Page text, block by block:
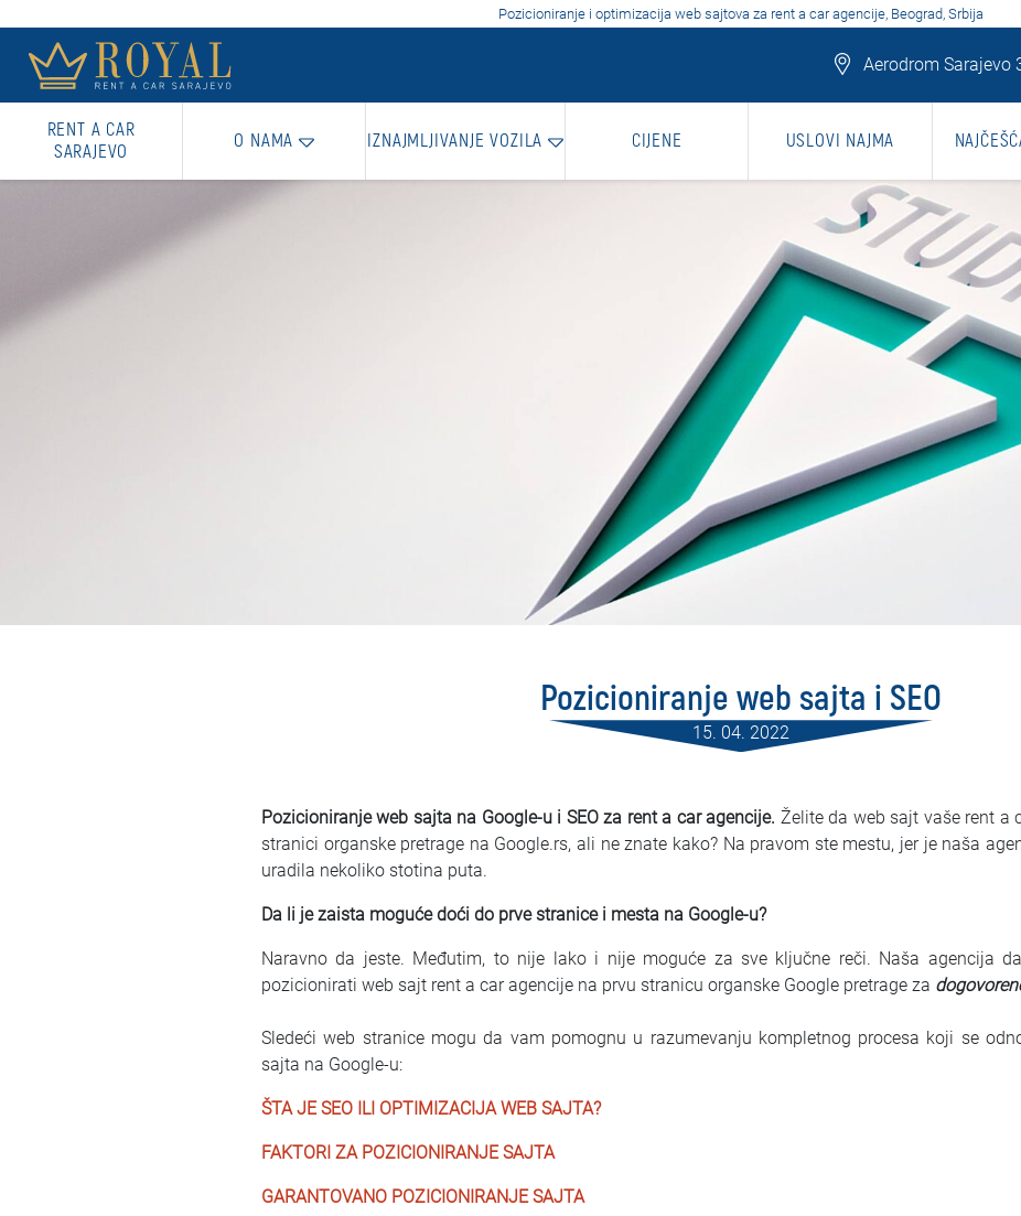
Pozicioniranje i optimizacija web sajtova za rent a car agencije, Beograd, Srbija
Aerodrom Sarajevo
RENT A CAR
SARAJEVO
O NAMA IZNAJMLJIVANJE VOZILA CIJENE USLOVI NAJMA
Pozicioniranje web sajta i SEO
15. 04. 2022
Pozicioniranje web sajta na Google-u i SEO za rent a car agencije. Želite da web sajt vaše rent a
stranici organske pretrage na Google.rs, ali ne znate kako? Na pravom ste mestu, jer je naša
uradila nekoliko stotina puta.
Da li je zaista moguće doći do prve stranice i mesta na Google-u?
Naravno da jeste. Međutim, to nije lako i nije moguće za sve ključne reči. Naša agencija
pozicionirati web sajt rent a car agencije na prvu stranicu organske Google pretrage za
Sledeći web stranice mogu da vam pomognu u razumevanju kompletnog procesa koji se
sajta na Google-u:
ŠTA JE SEO ILI OPTIMIZACIJA WEB SAJTA?
FAKTORI ZA POZICIONIRANJE SAJTA
GARANTOVANO POZICIONIRANJE SAJTA